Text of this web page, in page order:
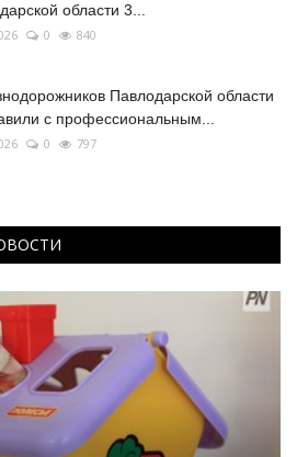
области 3...
0 840
Павлодарской области
с профессиональным...
0 797